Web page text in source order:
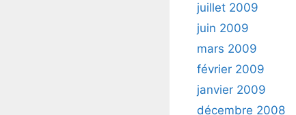
juillet 2009
juin 2009
mars 2009
février 2009
janvier 2009
décembre 2008